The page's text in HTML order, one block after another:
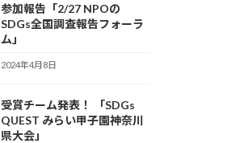
参加報告「2/27 NPOの
SDGs全国調査報告フォーラ
ム」
2024年4月8日
受賞チーム発表！ 「SDGs
QUEST みらい甲子園神奈川
県大会」